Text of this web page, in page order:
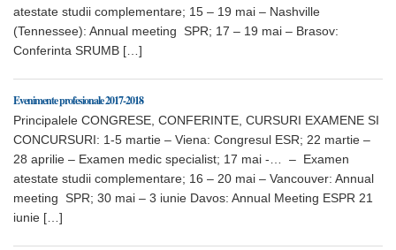
atestate studii complementare; 15 – 19 mai – Nashville
(Tennessee): Annual meeting SPR; 17 – 19 mai – Brasov:
Conferinta SRUMB […]
Evenimente profesionale 2017-2018
Principalele CONGRESE, CONFERINTE, CURSURI EXAMENE SI
CONCURSURI: 1-5 martie – Viena: Congresul ESR; 22 martie –
28 aprilie – Examen medic specialist; 17 mai -… – Examen
atestate studii complementare; 16 – 20 mai – Vancouver: Annual
meeting SPR; 30 mai – 3 iunie Davos: Annual Meeting ESPR 21
iunie […]